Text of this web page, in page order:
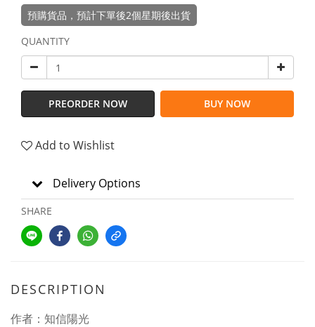
預購貨品，預計下單後2個星期後出貨
QUANTITY
PREORDER NOW BUY NOW
Add to Wishlist
Delivery Options
SHARE
DESCRIPTION
作者：知信陽光